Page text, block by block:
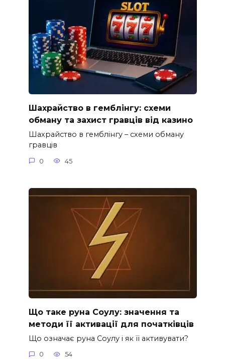
Шахрайство в гемблінгу: схеми
обману та захист гравців від казино
Шахрайство в гемблінгу – схеми обману
гравців
0 45
Що таке руна Соулу: значення та
методи її активації для початківців
Що означає руна Соулу і як її активувати?
0 54